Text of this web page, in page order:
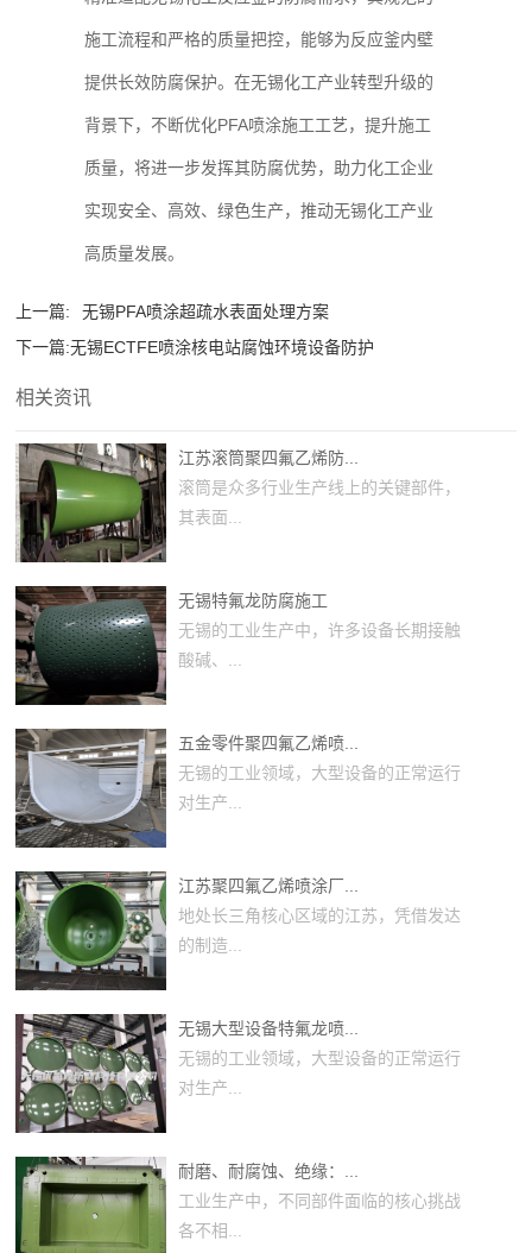
施工流程和严格的质量把控，能够为反应釜内壁
提供长效防腐保护。在无锡化工产业转型升级的
背景下，不断优化PFA喷涂施工工艺，提升施工
质量，将进一步发挥其防腐优势，助力化工企业
实现安全、高效、绿色生产，推动无锡化工产业
高质量发展。
上一篇:
无锡PFA喷涂超疏水表面处理方案
下一篇:无锡ECTFE喷涂核电站腐蚀环境设备防护
相关资讯
江苏滚筒聚四氟乙烯防...
滚筒是众多行业生产线上的关键部件，
其表面...
无锡特氟龙防腐施工
无锡的工业生产中，许多设备长期接触
酸碱、...
五金零件聚四氟乙烯喷...
无锡的工业领域，大型设备的正常运行
对生产...
江苏聚四氟乙烯喷涂厂...
地处长三角核心区域的江苏，凭借发达
的制造...
无锡大型设备特氟龙喷...
无锡的工业领域，大型设备的正常运行
对生产...
耐磨、耐腐蚀、绝缘：...
工业生产中，不同部件面临的核心挑战
各不相...